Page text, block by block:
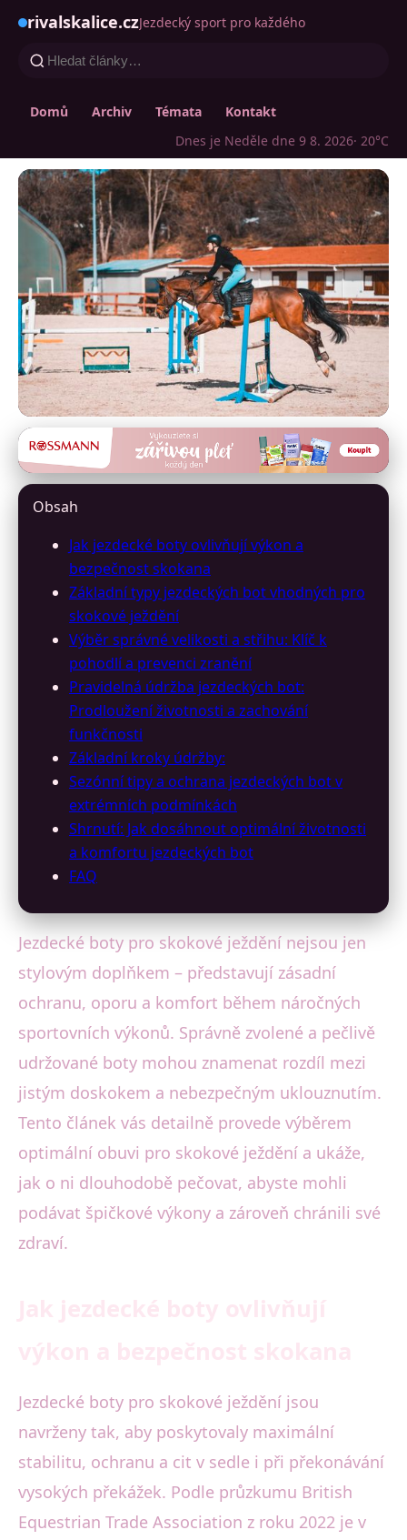
rivalskalice.czJezdecký sport pro každého
Domů Archiv Témata
Kontakt
Dnes je Neděle dne 9 8. 2026· 20°C
rivalskalice.cz
Optimalizujte Výkon: Jak
pro Skoky
3. 7. 2026· 10 min čtení · Autor: Marek Světlík
Obsah
Jak jezdecké boty ovlivňují výkon a
bezpečnost skokana
Základní typy jezdeckých bot vhodných pro
skokové ježdění
Výběr správné velikosti a střihu: Klíč k
pohodlí a prevenci zranění
Pravidelná údržba jezdeckých bot:
Prodloužení životnosti a zachování
funkčnosti
Základní kroky údržby:
Sezónní tipy a ochrana jezdeckých bot v
extrémních podmínkách
Shrnutí: Jak dosáhnout optimální životnosti
a komfortu jezdeckých bot
FAQ
Jezdecké boty pro skokové ježdění nejsou jen
stylovým doplňkem – představují zásadní
ochranu, oporu a komfort během náročných
sportovních výkonů. Správně zvolené a pečlivě
udržované boty mohou znamenat rozdíl mezi
jistým doskokem a nebezpečným uklouznutím.
Tento článek vás detailně provede výběrem
optimální obuvi pro skokové ježdění a ukáže,
jak o ni dlouhodobě pečovat, abyste mohli
podávat špičkové výkony a zároveň chránili své
zdraví.
Jezdecké boty pro skokové ježdění jsou
navrženy tak, aby poskytovaly maximální
stabilitu, ochranu a cit v sedle i při překonávání
vysokých překážek. Podle průzkumu British
Equestrian Trade Association z roku 2022 je v